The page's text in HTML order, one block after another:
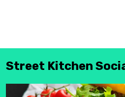
Street Kitchen